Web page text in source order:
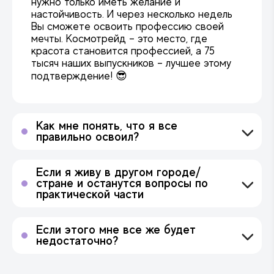
настойчивость. И через несколько недель
Вы сможете освоить профессию своей
мечты. Космотрейд – это место, где
красота становится профессией, а 75
тысяч наших выпускников – лучшее этому
подтверждение! 😎
Как мне понять, что я все
правильно освоил?
благодаря которому вы сможете не только
проверить свои новые навыки, но и
усовершенствовать их, если обнаружите, что
некоторые темы нуждаются в доработке.
Если я живу в другом городе/
стране и останутся вопросы по
практической части
индивидуальную online-встречу с нашим опытным
преподавателем! Под его пристальным
наблюдением Вы сможете отработать свои
Если этого мне все же будет
недостаточно?